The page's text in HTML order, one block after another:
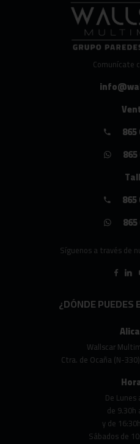
Comunícate
Síguenos a través de
¿DÓNDE PUEDES
Wallscar
Ctra. de Ocaña (N-
De Lunes
de 9.30h
y de
Sábados de